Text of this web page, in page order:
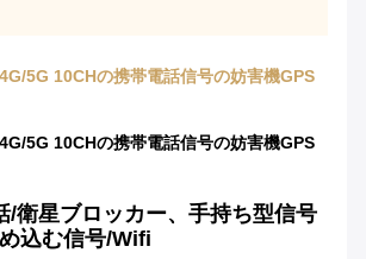
5G 10CHの携帯電話信号の妨害機GPS
5G 10CHの携帯電話信号の妨害機GPS
/衛星ブロッカー、手持ち型信号
込む信号/Wifi